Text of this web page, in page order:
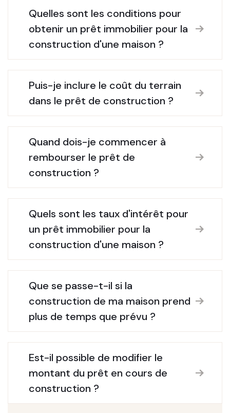
Quelles sont les conditions pour
obtenir un prêt immobilier pour la
construction d'une maison ?
Puis-je inclure le coût du terrain
dans le prêt de construction ?
Quand dois-je commencer à
rembourser le prêt de
construction ?
Quels sont les taux d'intérêt pour
un prêt immobilier pour la
construction d'une maison ?
Que se passe-t-il si la
construction de ma maison prend
plus de temps que prévu ?
Est-il possible de modifier le
montant du prêt en cours de
construction ?